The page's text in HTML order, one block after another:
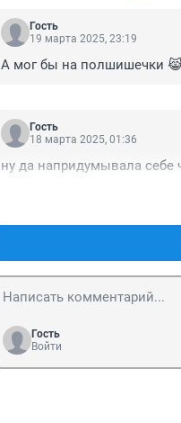
Гость
19 марта 2025, 23:19
А мог бы на полшишечки
Гость
18 марта 2025, 01:36
ну да напридумывала себе
Гость
Войти